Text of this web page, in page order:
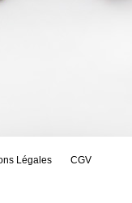
Légales CGV